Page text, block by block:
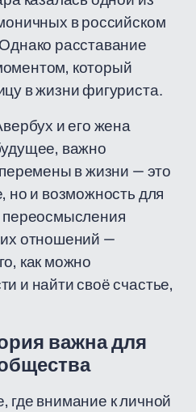
в российском
расставание
который
в жизни фигуриста.
и его жена
важно
в жизни — это
но и возможность для
переосмысления
отношений —
как можно
и найти своё счастье,
важна для
внимание к личной